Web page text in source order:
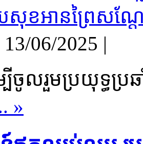
13/06/2025 |
បីចូលរួមប្រយុទ្ធប្រ
»